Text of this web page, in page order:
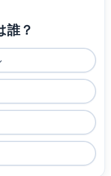
誰？